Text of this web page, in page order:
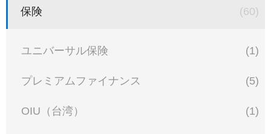
保険 (60)
ユニバーサル保険 (1)
プレミアムファイナンス (5)
OIU（台湾） (1)